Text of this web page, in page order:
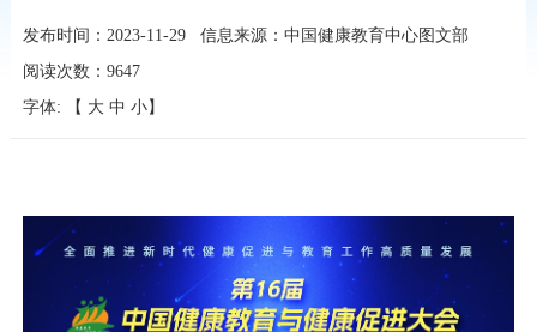
发布时间：2023-11-29
信息来源：中国健康教育中心图文部
阅读次数： 9647
字体: 【 大 中 小】